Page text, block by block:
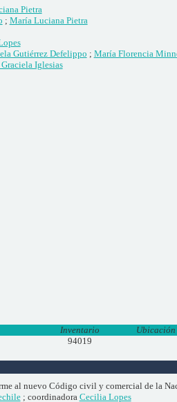
Pietra
; María Luciana Pietra
Gutiérrez Defelippo ; María Florencia
Iglesias
Inventario Ubicación
94019
al nuevo Código civil y comercial de la
; coordinadora Cecilia Lopes